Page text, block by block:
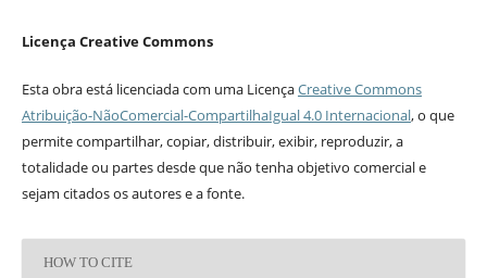
Licença Creative Commons
Esta obra está licenciada com uma LicençaCreative Commons
Atribuição-NãoComercial-CompartilhaIgual 4.0 Internacional, o que
permite compartilhar, copiar, distribuir, exibir, reproduzir, a
totalidade ou partes desde que não tenha objetivo comercial e
sejam citados os autores e a fonte.
HOW TO CITE